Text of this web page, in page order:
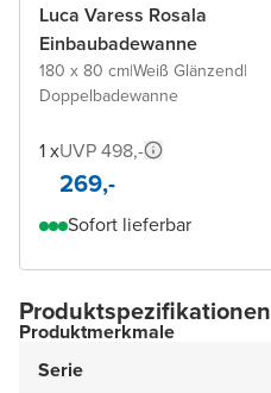
Luca Varess Rosala
Einbaubadewanne
180 x 80 cm|Weiß Glänzend|
Doppelbadewanne
1 xUVP 498,-
269,-
Sofort lieferbar
Produktspezifikationen
Produktmerkmale
Serie